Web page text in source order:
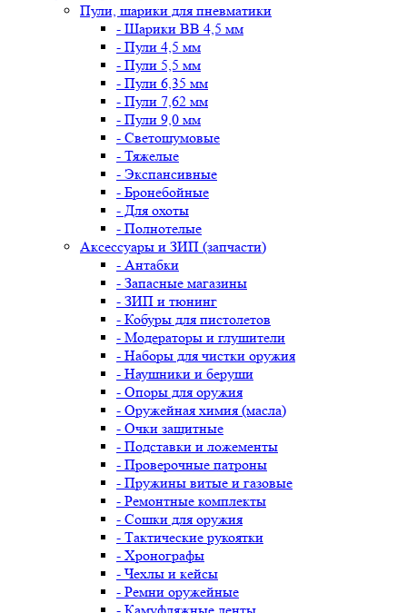
Пули, шарики для пневматики
- Шарики BB 4,5 мм
- Пули 4,5 мм
- Пули 5,5 мм
- Пули 6,35 мм
- Пули 7,62 мм
- Пули 9,0 мм
- Светошумовые
- Тяжелые
- Экспансивные
- Бронебойные
- Для охоты
- Полнотелые
Аксессуары и ЗИП (запчасти)
- Антабки
- Запасные магазины
- ЗИП и тюнинг
- Кобуры для пистолетов
- Модераторы и глушители
- Наборы для чистки оружия
- Наушники и беруши
- Опоры для оружия
- Оружейная химия (масла)
- Очки защитные
- Подставки и ложементы
- Проверочные патроны
- Пружины витые и газовые
- Ремонтные комплекты
- Сошки для оружия
- Тактические рукоятки
- Хронографы
- Чехлы и кейсы
- Ремни оружейные